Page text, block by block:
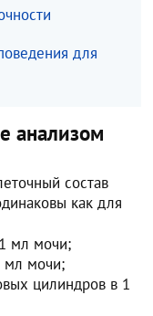
для
анализом
состав
как для
мл мочи;
мл мочи;
цилиндров в 1